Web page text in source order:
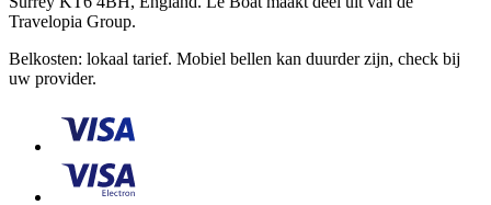
Travelopia Group.
Belkosten: lokaal tarief. Mobiel bellen kan duurder zijn, check bij
uw provider.